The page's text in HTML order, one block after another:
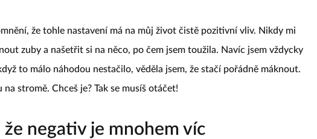
že tohle nastavení má na můj život čistě pozitivní vliv. Nikdy mi
zuby a našetřit si na něco, po čem jsem toužila. Navíc jsem vždycky
to málo náhodou nestačilo, věděla jsem, že stačí pořádně máknout.
na stromě. Chceš je? Tak se musíš otáčet!
že negativ je mnohem víc